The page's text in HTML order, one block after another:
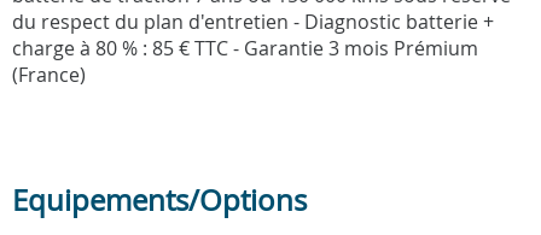
du respect du plan d'entretien - Diagnostic batterie +
charge à 80 % : 85 € TTC - Garantie 3 mois Prémium
(France)
Equipements/Options